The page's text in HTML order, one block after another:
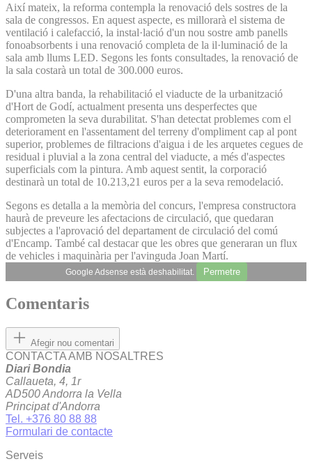
Així mateix, la reforma contempla la renovació dels sostres de la
sala de congressos. En aquest aspecte, es millorarà el sistema de
ventilació i calefacció, la instal·lació d'un nou sostre amb panells
fonoabsorbents i una renovació completa de la il·luminació de la
sala amb llums LED. Segons les fonts consultades, la renovació de
la sala costarà un total de 300.000 euros.
D'una altra banda, la rehabilitació el viaducte de la urbanització
d'Hort de Godí, actualment presenta uns desperfectes que
comprometen la seva durabilitat. S'han detectat problemes com el
deteriorament en l'assentament del terreny d'ompliment cap al pont
superior, problemes de filtracions d'aigua i de les arquetes cegues de
residual i pluvial a la zona central del viaducte, a més d'aspectes
superficials com la pintura. Amb aquest sentit, la corporació
destinarà un total de 10.213,21 euros per a la seva remodelació.
Segons es detalla a la memòria del concurs, l'empresa constructora
haurà de preveure les afectacions de circulació, que quedaran
subjectes a l'aprovació del departament de circulació del comú
d'Encamp. També cal destacar que les obres que generaran un flux
de vehicles i maquinària per l'avinguda Joan Martí.
Google Adsense està deshabilitat. Permetre
Comentaris
Afegir nou comentari
CONTACTA AMB NOSALTRES
Diari Bondia
Callaueta, 4, 1r
AD500 Andorra la Vella
Principat d'Andorra
Tel. +376 80 88 88
Formulari de contacte
Serveis